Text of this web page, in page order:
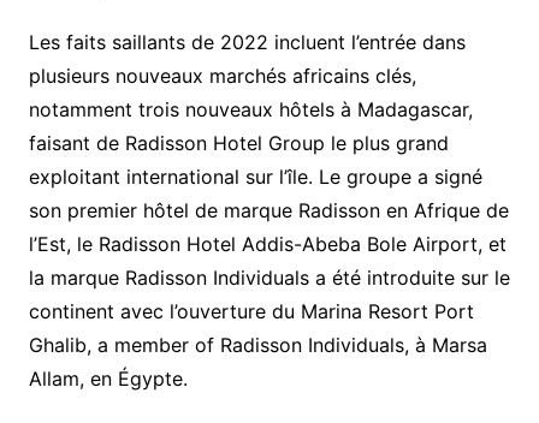
Les faits saillants de 2022 incluent l’entrée dans
plusieurs nouveaux marchés africains clés,
notamment trois nouveaux hôtels à Madagascar,
faisant de Radisson Hotel Group le plus grand
exploitant international sur l’île. Le groupe a signé
son premier hôtel de marque Radisson en Afrique de
l’Est, le Radisson Hotel Addis-Abeba Bole Airport, et
la marque Radisson Individuals a été introduite sur le
continent avec l’ouverture du Marina Resort Port
Ghalib, a member of Radisson Individuals, à Marsa
Allam, en Égypte.